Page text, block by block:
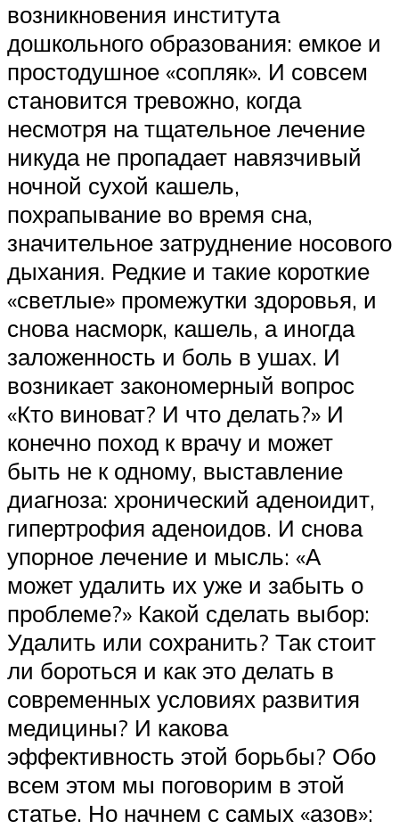
возникновения института
дошкольного образования: емкое и
простодушное «сопляк». И совсем
становится тревожно, когда
несмотря на тщательное лечение
никуда не пропадает навязчивый
ночной сухой кашель,
похрапывание во время сна,
значительное затруднение носового
дыхания. Редкие и такие короткие
«светлые» промежутки здоровья, и
снова насморк, кашель, а иногда
заложенность и боль в ушах. И
возникает закономерный вопрос
«Кто виноват? И что делать?» И
конечно поход к врачу и может
быть не к одному, выставление
диагноза: хронический аденоидит,
гипертрофия аденоидов. И снова
упорное лечение и мысль: «А
может удалить их уже и забыть о
проблеме?» Какой сделать выбор:
Удалить или сохранить? Так стоит
ли бороться и как это делать в
современных условиях развития
медицины? И какова
эффективность этой борьбы? Обо
всем этом мы поговорим в этой
статье. Но начнем с самых «азов»: